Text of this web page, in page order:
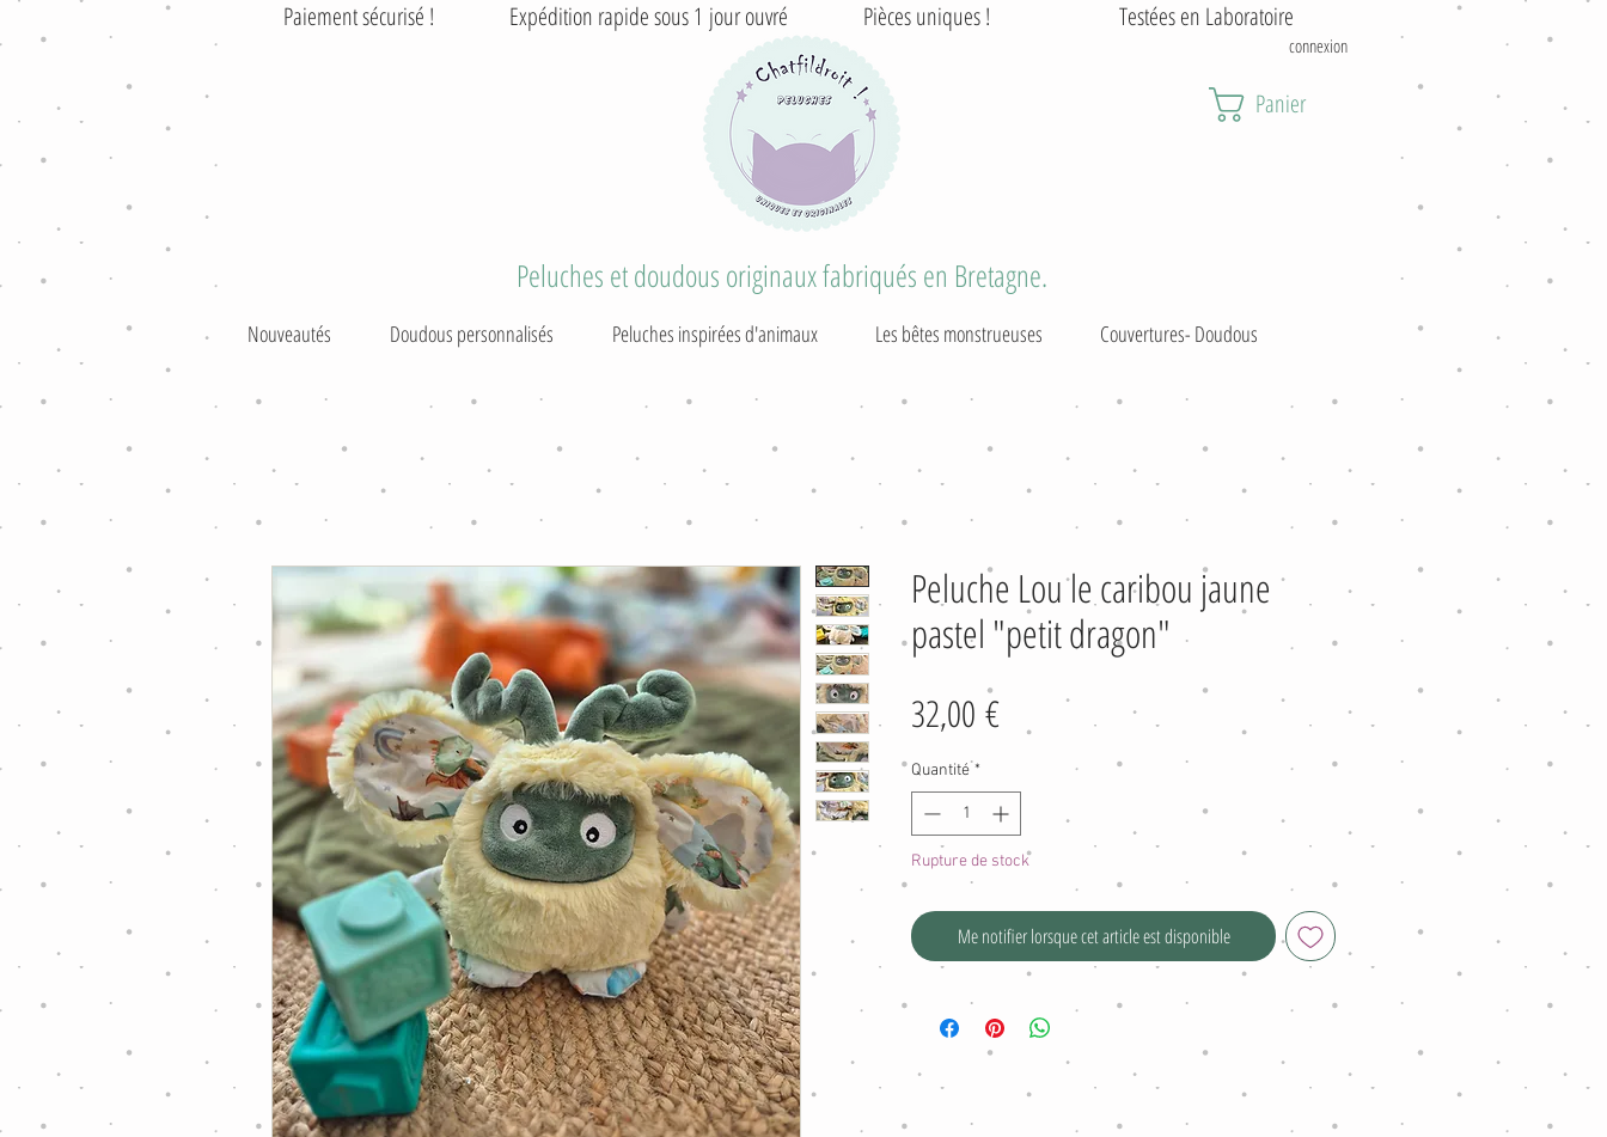
Paiement sécurisé ! Expédition rapide sous 1 jour ouvré Pièces uniques ! Testées en Laboratoire
connexion
Panier
Peluches et doudous originaux fabriqués en Bretagne.
Nouveautés Doudous personnalisés Peluches inspirées d'animaux Les bêtes monstrueuses Couvertures- Doudous
Peluche Lou le caribou jaune
pastel "petit dragon"
32,00 €Prix
Quantité *
Rupture de stock
Me notifier lorsque cet article est disponible